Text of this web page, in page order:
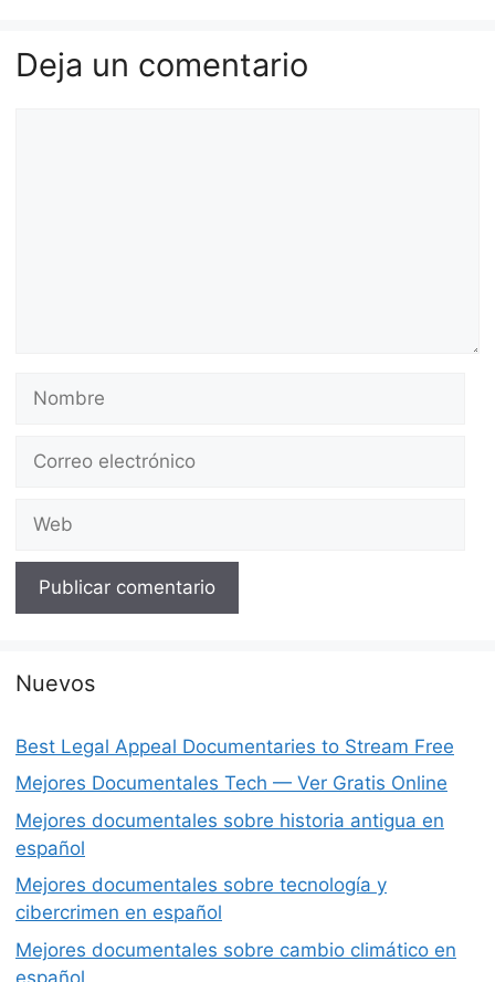
Deja un comentario
electrónico
Nuevos
Best Legal Appeal Documentaries to Stream Free
Mejores Documentales Tech — Ver Gratis Online
Mejores documentales sobre historia antigua en
español
Mejores documentales sobre tecnología y
cibercrimen en español
Mejores documentales sobre cambio climático en
español